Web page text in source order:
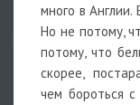
много в
Но не потому,
потому, что
скорее,
чем бороться